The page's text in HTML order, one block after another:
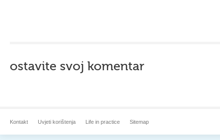
ostavite svoj komentar
Kontakt Uvjeti korištenja Life in practice Sitemap